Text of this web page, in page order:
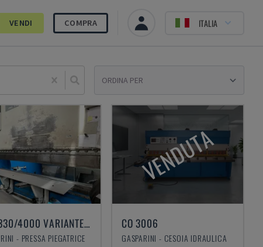
VENDI COMPRA ITALIA
PSG 330/4000 VARIANTE C
- PRESSA PIEGATRICE
VENDUTA
CO 3006
GASPARINI - CESOIA IDRAULICA